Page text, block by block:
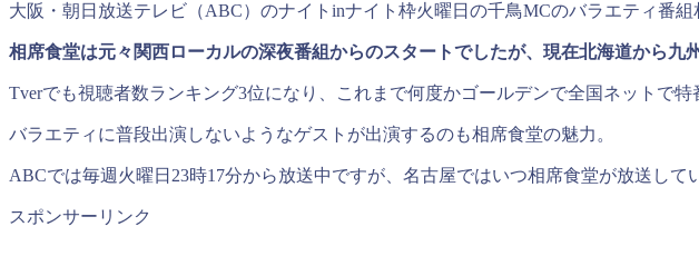
大阪・朝日放送テレビ（ABC）のナイトinナイト枠火曜日の千鳥MCのバラエティ番組
相席食堂は元々関西ローカルの深夜番組からのスタートでしたが、現在北海道から九
Tverでも視聴者数ランキング3位になり、これまで何度かゴールデンで全国ネットで
バラエティに普段出演しないようなゲストが出演するのも相席食堂の魅力。
ABCでは毎週火曜日23時17分から放送中ですが、名古屋ではいつ相席食堂が放送して
スポンサーリンク